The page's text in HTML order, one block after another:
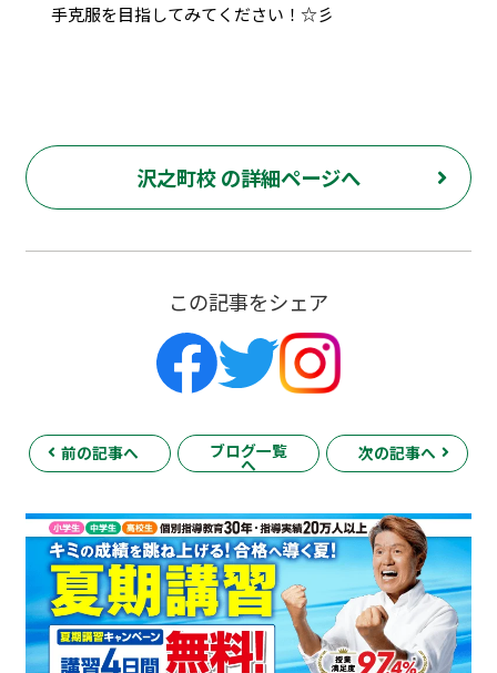
手克服を目指してみてください！☆彡
沢之町校 の詳細ページへ
この記事をシェア
前の記事へ ブログ一覧
へ
次の記事へ